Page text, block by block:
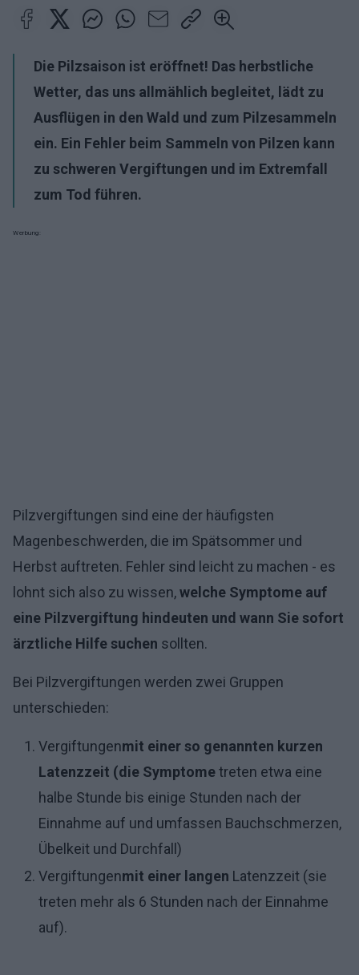
Die Pilzsaison ist eröffnet! Das herbstliche
Wetter, das uns allmählich begleitet, lädt zu
Ausflügen in den Wald und zum Pilzesammeln
ein. Ein Fehler beim Sammeln von Pilzen kann
zu schweren Vergiftungen und im Extremfall
zum Tod führen.
Werbung:
Pilzvergiftungen sind eine der häufigsten
Magenbeschwerden, die im Spätsommer und
Herbst auftreten. Fehler sind leicht zu machen - es
lohnt sich also zu wissen,welche Symptome auf
eine Pilzvergiftung hindeuten und wann Sie sofort
ärztliche Hilfe suchen sollten.
Bei Pilzvergiftungen werden zwei Gruppen
unterschieden:
Vergiftungenmit einer so genannten kurzen
Latenzzeit (die Symptometreten etwa eine
halbe Stunde bis einige Stunden nach der
Einnahme auf und umfassen Bauchschmerzen,
Übelkeit und Durchfall)
Vergiftungenmit einer langen Latenzzeit (sie
treten mehr als 6 Stunden nach der Einnahme
auf).